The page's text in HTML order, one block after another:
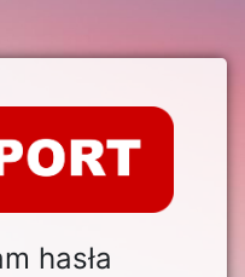
hasła